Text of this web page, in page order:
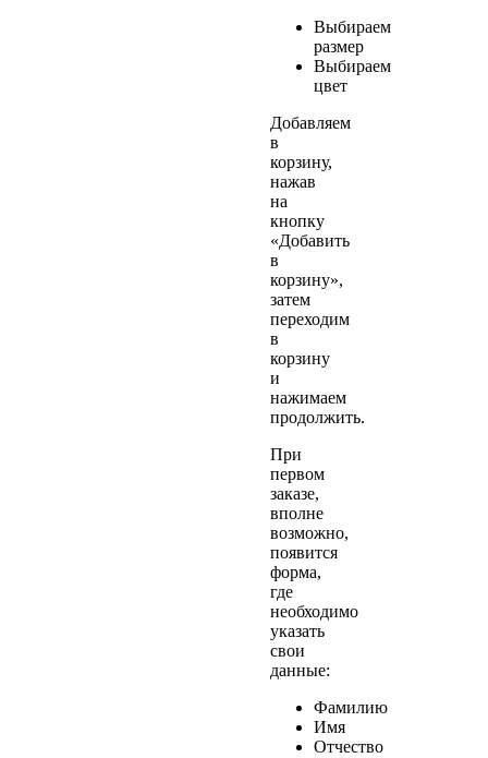
Выбираем
размер
Выбираем
цвет
Добавляем
в
корзину,
нажав
на
кнопку
«Добавить
в
корзину»,
затем
переходим
в
корзину
и
нажимаем
продолжить.
При
первом
заказе,
вполне
возможно,
появится
форма,
где
необходимо
указать
свои
данные:
Фамилию
Имя
Отчество